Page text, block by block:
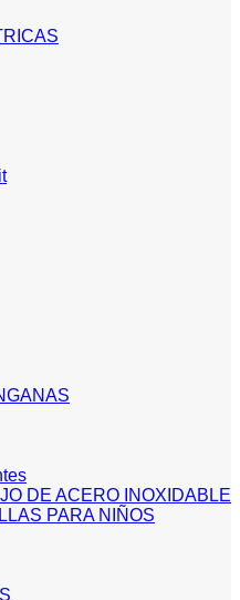
DE ACERO INOXIDABLE
PARA NIÑOS